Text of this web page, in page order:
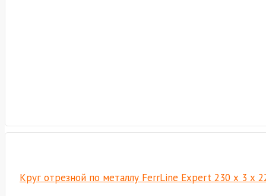
Круг отрезной по металлу FerrLine Expert 230 х 3 х